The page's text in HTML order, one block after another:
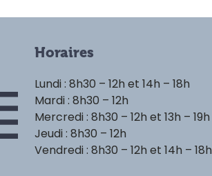
Horaires
Lundi : 8h30 – 12h et 14h – 18h
Mardi : 8h30 – 12h
Mercredi : 8h30 – 12h et 13h – 19h
Jeudi : 8h30 – 12h
Vendredi : 8h30 – 12h et 14h – 18h